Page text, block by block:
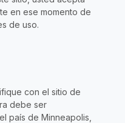
en ese momento de
de uso.
con el sitio de
debe ser
país de Minneapolis,